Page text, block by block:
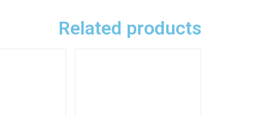
Related products